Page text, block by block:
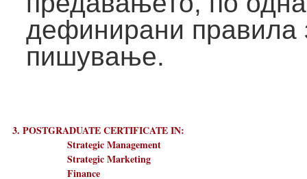
дефинирани правила
пишување.
3. POSTGRADUATE CERTIFICATE IN:
Strategic Management
Strategic Marketing
Finance